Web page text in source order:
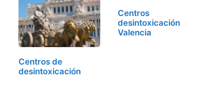
Centros de
desintoxicación
Centros
desintoxicación
Valencia